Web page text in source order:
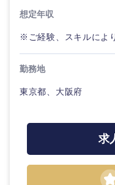
想定年収
※ご経験、スキルによ
勤務地
東京都、大阪府
求